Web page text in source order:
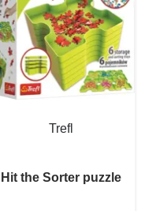
Trefl
Hit the Sorter puzzle